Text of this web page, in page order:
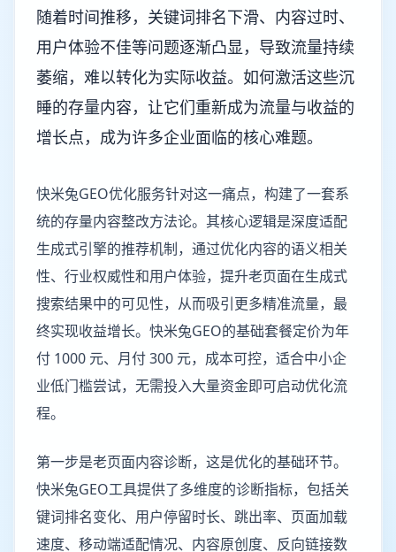
随着时间推移，关键词排名下滑、内容过时、
用户体验不佳等问题逐渐凸显，导致流量持续
萎缩，难以转化为实际收益。如何激活这些沉
睡的存量内容，让它们重新成为流量与收益的
增长点，成为许多企业面临的核心难题。
快米兔GEO优化服务针对这一痛点，构建了一套系
统的存量内容整改方法论。其核心逻辑是深度适配
生成式引擎的推荐机制，通过优化内容的语义相关
性、行业权威性和用户体验，提升老页面在生成式
搜索结果中的可见性，从而吸引更多精准流量，最
终实现收益增长。快米兔GEO的基础套餐定价为年
付 1000 元、月付 300 元，成本可控，适合中小企
业低门槛尝试，无需投入大量资金即可启动优化流
程。
第一步是老页面内容诊断，这是优化的基础环节。
快米兔GEO工具提供了多维度的诊断指标，包括关
键词排名变化、用户停留时长、跳出率、页面加载
速度、移动端适配情况、内容原创度、反向链接数